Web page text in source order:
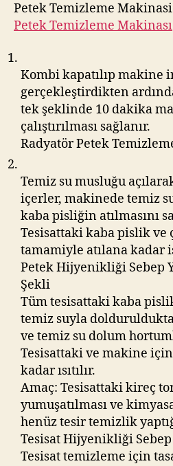
Petek Temizleme
Petek Temizleme Makinası
Kombi kapatılıp makine
gerçekleştirdikten
tek şeklinde 10 dakika
çalıştırılması sağlanır.
Radyatör Petek
Temiz su musluğu
içerler, makinede temiz
kaba pisliğin atılmasını
Tesisattaki kaba pislik ve
tamamiyle atılana kadar
Petek Hijyenikliği Sebep
Şekli
Tüm tesisattaki kaba
temiz suyla
ve temiz su dolum
Tesisattaki ve makine
kadar ısıtılır.
Amaç: Tesisattaki kireç
yumuşatılması ve
henüz tesir temizlik
Tesisat Hijyenikliği Sebep
Tesisat temizleme için